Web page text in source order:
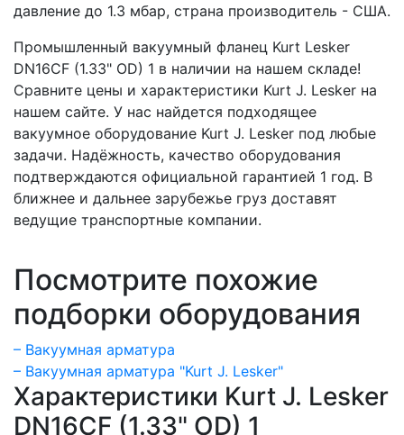
давление до 1.3 мбар, страна производитель - США.
Промышленный вакуумный фланец Kurt Lesker
DN16CF (1.33" OD) 1 в наличии на нашем складе!
Сравните цены и характеристики Kurt J. Lesker на
нашем сайте. У нас найдется подходящее
вакуумное оборудование Kurt J. Lesker под любые
задачи. Надёжность, качество оборудования
подтверждаются официальной гарантией 1 год. В
ближнее и дальнее зарубежье груз доставят
ведущие транспортные компании.
Посмотрите похожие
подборки оборудования
– Вакуумная арматура
– Вакуумная арматура "Kurt J. Lesker"
Характеристики Kurt J. Lesker
DN16CF (1.33" OD) 1